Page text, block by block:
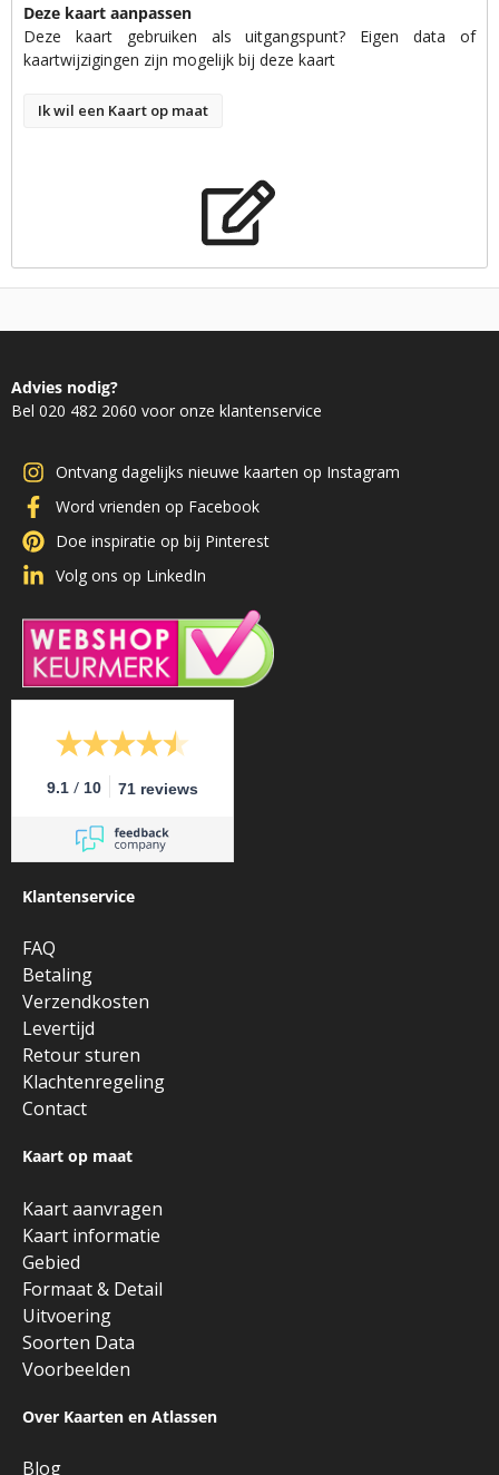
Deze kaart aanpassen
Deze kaart gebruiken als uitgangspunt? Eigen data of
kaartwijzigingen zijn mogelijk bij deze kaart
Ik wil een Kaart op maat
Advies nodig?
Bel 020 482 2060 voor onze klantenservice
Ontvang dagelijks nieuwe kaarten op Instagram
Word vrienden op Facebook
Doe inspiratie op bij Pinterest
Volg ons op LinkedIn
9.1 / 10 71 reviews
Klantenservice
FAQ
Betaling
Verzendkosten
Levertijd
Retour sturen
Klachtenregeling
Contact
Kaart op maat
Kaart aanvragen
Kaart informatie
Gebied
Formaat & Detail
Uitvoering
Soorten Data
Voorbeelden
Over Kaarten en Atlassen
Blog